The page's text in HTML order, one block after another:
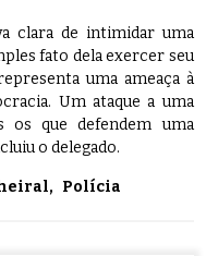
clara de intimidar uma
fato dela exercer seu
uma ameaça à
Um ataque a uma
os que defendem uma
o delegado.
, Polícia